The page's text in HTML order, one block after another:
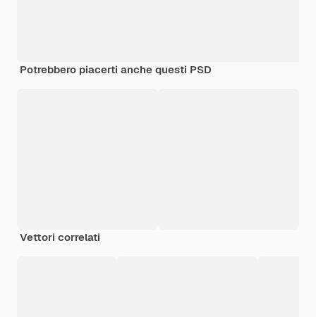
Potrebbero piacerti anche questi PSD
Vettori correlati